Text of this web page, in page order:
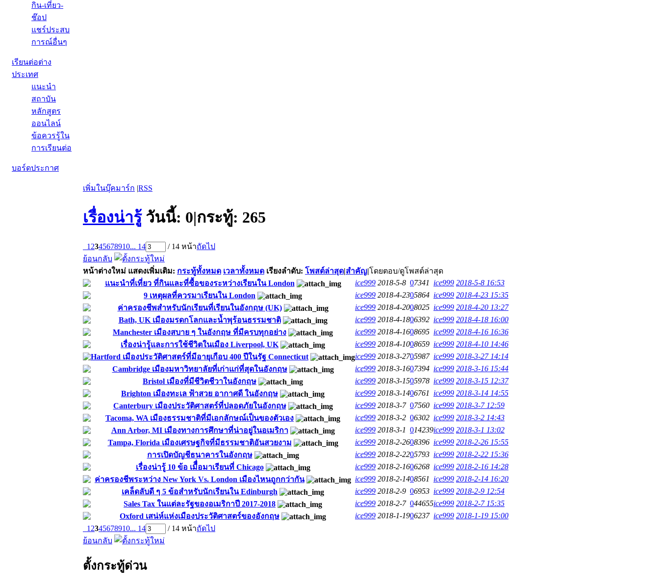
กิน-เที่ยว-
ช๊อป
แชร์ประสบ
การณ์อื่นๆ
เรียนต่อต่าง
ประเทศ
แนะนำ
สถาบัน
หลักสูตร
ออนไลน์
ข้อควรรู้ใน
การเรียนต่อ
บอร์ดประกาศ
เพิ่มในบุ๊คมาร์ก |RSS
เรื่องน่ารู้ วันนี้: 0|กระทู้: 265
1 2345678910... 14 / 14 หน้าถัดไป
ย้อนกลับ
หน้าต่างใหม่ แสดงเพิ่มเติม: กระทู้ทั้งหมด เวลาทั้งหมด เรียงลำดับ: โพสต์ล่าสุด|สำคัญ|โดยตอบ/ดูโพสต์ล่าสุด
แนะนำที่เที่ยว ที่กินและที่ซื้อของระหว่างเรียนใน London
ice999 2018-5-8 07341 ice999 2018-5-8 16:53
9 เหตุผลที่ควรมาเรียนใน London
ice999 2018-4-2305864 ice999 2018-4-23 15:35
ค่าครองชีพสำหรับนักเรียนที่เรียนในอังกฤษ (UK)
ice999 2018-4-2008025 ice999 2018-4-20 13:27
Bath, UK เมืองมรดกโลกและน้ำพุร้อนธรรมชาติ
ice999 2018-4-1806392 ice999 2018-4-18 16:00
Manchester เมืองสบาย ๆ ในอังกฤษ ที่มีครบทุกอย่าง
ice999 2018-4-1608695 ice999 2018-4-16 16:36
เรื่องน่ารู้และการใช้ชีวิตในเมือง Liverpool, UK
ice999 2018-4-1008659 ice999 2018-4-10 14:46
Hartford เมืองประวัติศาสตร์ที่มีอายุเกือบ 400 ปีในรัฐ Connecticut
ice999 2018-3-2705987 ice999 2018-3-27 14:14
Cambridge เมืองมหาวิทยาลัยที่เก่าแก่ที่สุดในอังกฤษ
ice999 2018-3-1607394 ice999 2018-3-16 15:44
Bristol เมืองที่มีชีวิตชีวาในอังกฤษ
ice999 2018-3-1505978 ice999 2018-3-15 12:37
Brighton เมืองทะเล ฟ้าสวย อากาศดี ในอังกฤษ
ice999 2018-3-1406761 ice999 2018-3-14 14:55
Canterbury เมืองประวัติศาสตร์ที่ปลอดภัยในอังกฤษ
ice999 2018-3-7 07560 ice999 2018-3-7 12:59
Tacoma, WA เมืองธรรมชาติที่มีเอกลักษณ์เป็นของตัวเอง
ice999 2018-3-2 06302 ice999 2018-3-2 14:43
Ann Arbor, MI เมืองทางการศึกษาที่น่าอยู่ในอเมริกา
ice999 2018-3-1 014239ice999 2018-3-1 13:02
Tampa, Florida เมืองเศรษฐกิจที่มีธรรมชาติอันสวยงาม
ice999 2018-2-2608396 ice999 2018-2-26 15:55
การเปิดบัญชีธนาคารในอังกฤษ
ice999 2018-2-2205793 ice999 2018-2-22 15:36
เรื่องน่ารู้ 10 ข้อ เมืื่อมาเรียนที่ Chicago
ice999 2018-2-1606268 ice999 2018-2-16 14:28
ค่าครองชีพระหว่าง New York Vs. London เมืองไหนถูกกว่ากัน
ice999 2018-2-1408561 ice999 2018-2-14 16:20
เคล็ดลับดี ๆ 5 ข้อสำหรับนักเรียนใน Edinburgh
ice999 2018-2-9 06953 ice999 2018-2-9 12:54
Sales Tax ในแต่ละรัฐของอเมริกาปี 2017-2018
ice999 2018-2-7 044655ice999 2018-2-7 15:35
Oxford เสน่ห์แห่งเมืองประวัติศาสตร์ของอังกฤษ
ice999 2018-1-1906237 ice999 2018-1-19 15:00
1 2345678910... 14 / 14 หน้าถัดไป
ย้อนกลับ
ตั้งกระทู้ด่วน